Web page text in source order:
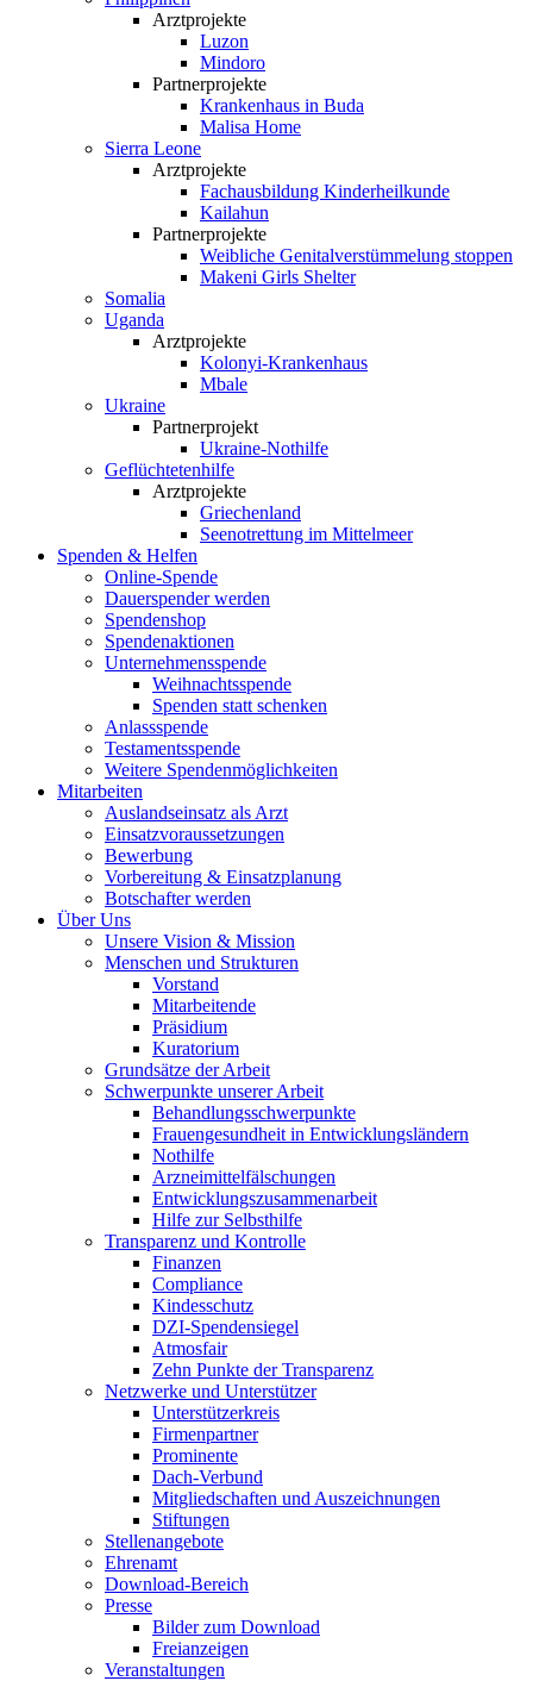
Arztprojekte
Luzon
Mindoro
Partnerprojekte
Krankenhaus in Buda
Malisa Home
Sierra Leone
Arztprojekte
Fachausbildung Kinderheilkunde
Kailahun
Partnerprojekte
Weibliche Genital­verstümmelung stoppen
Makeni Girls Shelter
Somalia
Uganda
Arztprojekte
Kolonyi-Krankenhaus
Mbale
Ukraine
Partnerprojekt
Ukraine-Nothilfe
Geflüchtetenhilfe
Arztprojekte
Griechenland
Seenotrettung im Mittelmeer
Spenden & Helfen
Online-Spende
Dauerspender werden
Spendenshop
Spendenaktionen
Unternehmens­spende
Weihnachtsspende
Spenden statt schenken
Anlassspende
Testamentsspende
Weitere Spenden­möglichkeiten
Mitarbeiten
Auslandseinsatz als Arzt
Einsatzvoraussetzungen
Bewerbung
Vorbereitung & Einsatzplanung
Botschafter werden
Über Uns
Unsere Vision & Mission
Menschen und Strukturen
Vorstand
Mitarbeitende
Präsidium
Kuratorium
Grundsätze der Arbeit
Schwerpunkte unserer Arbeit
Behandlungs­schwerpunkte
Frauengesundheit in Entwicklungsländern
Nothilfe
Arzneimittel­fälschungen
Entwicklungs­zusammenarbeit
Hilfe zur Selbsthilfe
Transparenz und Kontrolle
Finanzen
Compliance
Kindesschutz
DZI-Spendensiegel
Atmosfair
Zehn Punkte der Transparenz
Netzwerke und Unterstützer
Unterstützerkreis
Firmenpartner
Prominente
Dach-Verbund
Mitgliedschaften und Auszeichnungen
Stiftungen
Stellenangebote
Ehrenamt
Download-Bereich
Presse
Bilder zum Download
Freianzeigen
Veranstaltungen